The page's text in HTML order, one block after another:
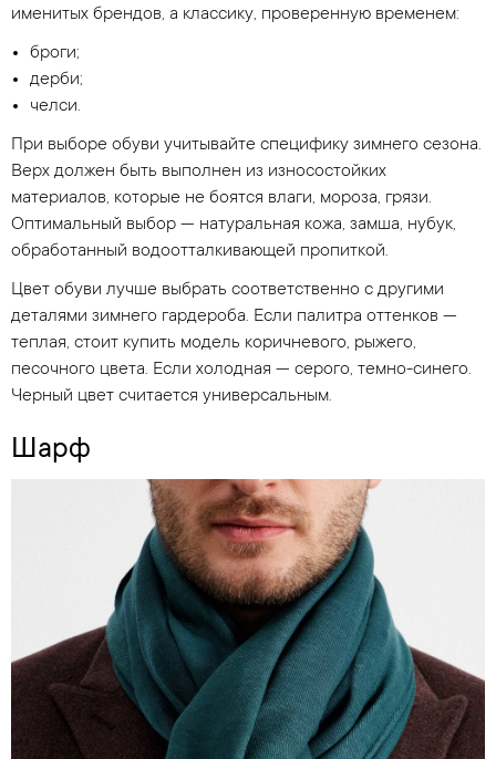
именитых брендов, а классику, проверенную временем:
броги;
дерби;
челси.
При выборе обуви учитывайте специфику зимнего сезона.
Верх должен быть выполнен из износостойких
материалов, которые не боятся влаги, мороза, грязи.
Оптимальный выбор — натуральная кожа, замша, нубук,
обработанный водоотталкивающей пропиткой.
Цвет обуви лучше выбрать соответственно с другими
деталями зимнего гардероба. Если палитра оттенков —
теплая, стоит купить модель коричневого, рыжего,
песочного цвета. Если холодная — серого, темно-синего.
Черный цвет считается универсальным.
Шарф